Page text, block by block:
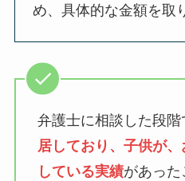
め、具体的な金額を取
弁護士に相談した段階
居しており、子供が
している実績があった